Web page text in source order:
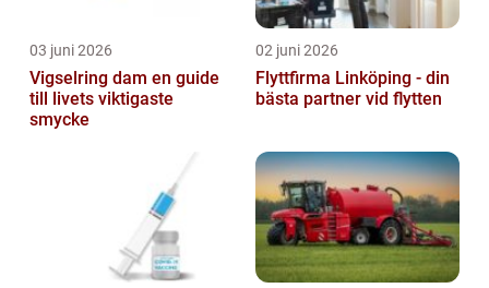
03 juni 2026
Vigselring dam en guide
till livets viktigaste
smycke
02 juni 2026
Flyttfirma Linköping - din
bästa partner vid flytten